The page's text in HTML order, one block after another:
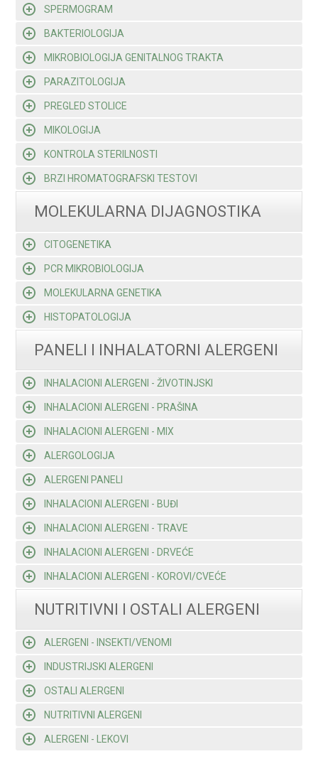
SPERMOGRAM
BAKTERIOLOGIJA
MIKROBIOLOGIJA GENITALNOG TRAKTA
PARAZITOLOGIJA
PREGLED STOLICE
MIKOLOGIJA
KONTROLA STERILNOSTI
BRZI HROMATOGRAFSKI TESTOVI
MOLEKULARNA DIJAGNOSTIKA
CITOGENETIKA
PCR MIKROBIOLOGIJA
MOLEKULARNA GENETIKA
HISTOPATOLOGIJA
PANELI I INHALATORNI ALERGENI
INHALACIONI ALERGENI - ŽIVOTINJSKI
INHALACIONI ALERGENI - PRAŠINA
INHALACIONI ALERGENI - MIX
ALERGOLOGIJA
ALERGENI PANELI
INHALACIONI ALERGENI - BUĐI
INHALACIONI ALERGENI - TRAVE
INHALACIONI ALERGENI - DRVEĆE
INHALACIONI ALERGENI - KOROVI/CVEĆE
NUTRITIVNI I OSTALI ALERGENI
ALERGENI - INSEKTI/VENOMI
INDUSTRIJSKI ALERGENI
OSTALI ALERGENI
NUTRITIVNI ALERGENI
ALERGENI - LEKOVI